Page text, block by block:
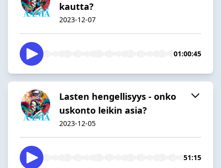
kautta?
2023-12-07
01:00:45
Lasten hengellisyys - onko
uskonto leikin asia?
2023-12-05
51:15